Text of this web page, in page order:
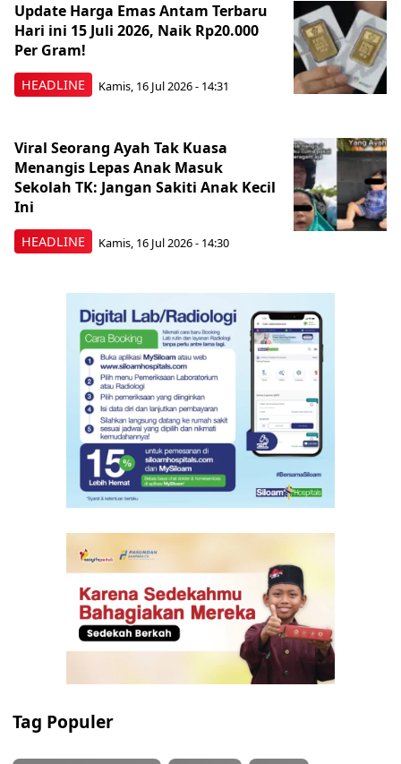
HEADLINE
Update Harga Emas Antam Terbaru
Hari ini 15 Juli 2026, Naik Rp20.000
Per Gram!
Kamis, 16 Jul 2026 - 14:31
HEADLINE
Viral Seorang Ayah Tak Kuasa
Menangis Lepas Anak Masuk
Sekolah TK: Jangan Sakiti Anak Kecil
Ini
Kamis, 16 Jul 2026 - 14:30
Tag Populer